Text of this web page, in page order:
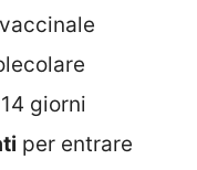
giorni
per entrare